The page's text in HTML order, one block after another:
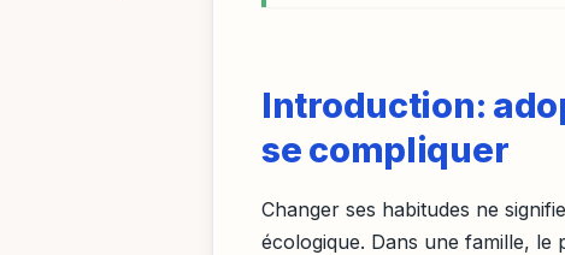
Introduction:
se compliquer
Changer ses habitudes ne
écologique. Dans une famille,